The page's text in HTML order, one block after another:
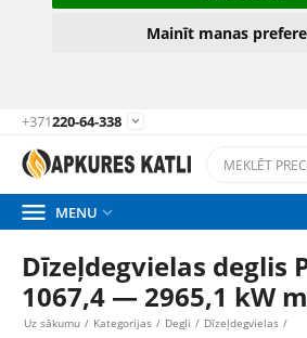
Mainīt manas
+371220-64-338 
 MENU 
Dīzeļdegvielas deglis
1067,4 — 2965,1 kW
Uz sākumu / Kategorijas / Degļi / Dīzeļdegvielas /